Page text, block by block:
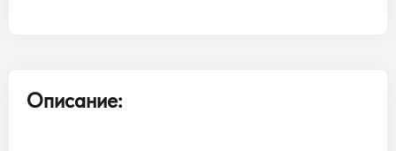
Описание: